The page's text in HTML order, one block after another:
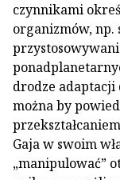
czynnikami
organizmów, np.
drodze adaptacji
można by
Gaja w swoim
„manipulować”